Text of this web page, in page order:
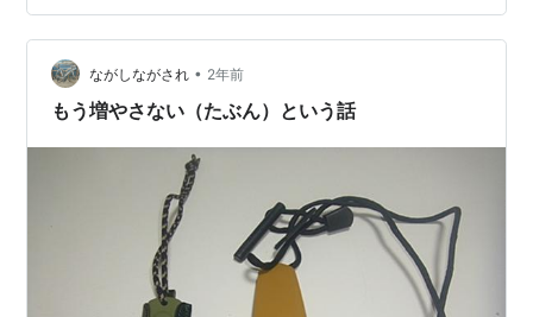
プを編んでみることにした。 わたしが購入した「エルド
リス」の色が黄色でそこに付属するセカンダリーロック
が黒だったので、今回使用するパラコードも黄色と黒。
これは以…
ながしながされ • 2年前
もう増やさない（たぶん）という話